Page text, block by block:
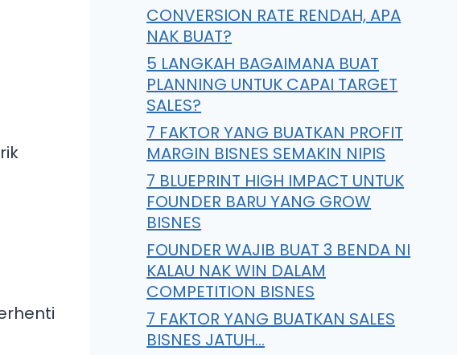
CONVERSION RATE RENDAH, APA
NAK BUAT?
5 LANGKAH BAGAIMANA BUAT
PLANNING UNTUK CAPAI TARGET
SALES?
7 FAKTOR YANG BUATKAN PROFIT
MARGIN BISNES SEMAKIN NIPIS
7 BLUEPRINT HIGH IMPACT UNTUK
FOUNDER BARU YANG GROW
BISNES
FOUNDER WAJIB BUAT 3 BENDA NI
KALAU NAK WIN DALAM
COMPETITION BISNES
7 FAKTOR YANG BUATKAN SALES
BISNES JATUH…